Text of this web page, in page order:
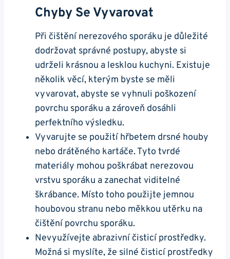
Chyby Se Vyvarovat
Při čištění nerezového ⁢sporáku je důležité
dodržovat správné postupy, abyste si
udrželi krásnou a lesklou ⁢kuchyni. Existuje
několik věcí, kterým byste se měli
vyvarovat, abyste se vyhnuli poškození
povrchu sporáku⁣ a zároveň dosáhli
perfektního výsledku.
Vyvarujte⁣ se ‌použití hřbetem ⁣drsné⁤ houby
nebo drátěného​ kartáče. Tyto tvrdé
‌materiály mohou poškrábat nerezovou
vrstvu sporáku ⁢a zanechat viditelné
škrábance. ⁢Místo ⁢toho‌ použijte jemnou
houbovou stranu nebo‍ měkkou‍ utěrku na
čištění ‌povrchu sporáku.
Nevyužívejte abrazivní čisticí prostředky.
Možná si myslíte, že silné ⁣čisticí prostředky